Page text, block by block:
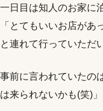
一日目は知人のお家に
「とてもいいお店があ
と連れて行っていただ
事前に言われていたの
は来られないかも(笑)」